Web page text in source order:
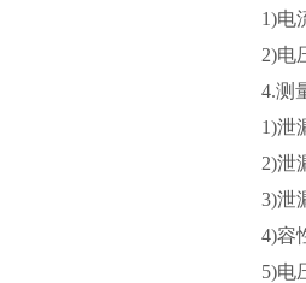
1)电
2)电
4.测
1)泄
2)泄
3)泄
4)容
5)电